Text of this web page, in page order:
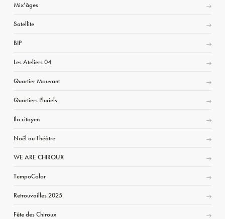
Mix’âges
Satellite
BIP
Les Ateliers 04
Quartier Mouvant
Quartiers Pluriels
Ilo citoyen
Noël au Théâtre
WE ARE CHIROUX
TempoColor
Retrouvailles 2025
Fête des Chiroux